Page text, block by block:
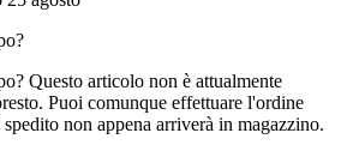
Questo articolo non è attualmente
Puoi comunque effettuare l'ordine
non appena arriverà in magazzino.